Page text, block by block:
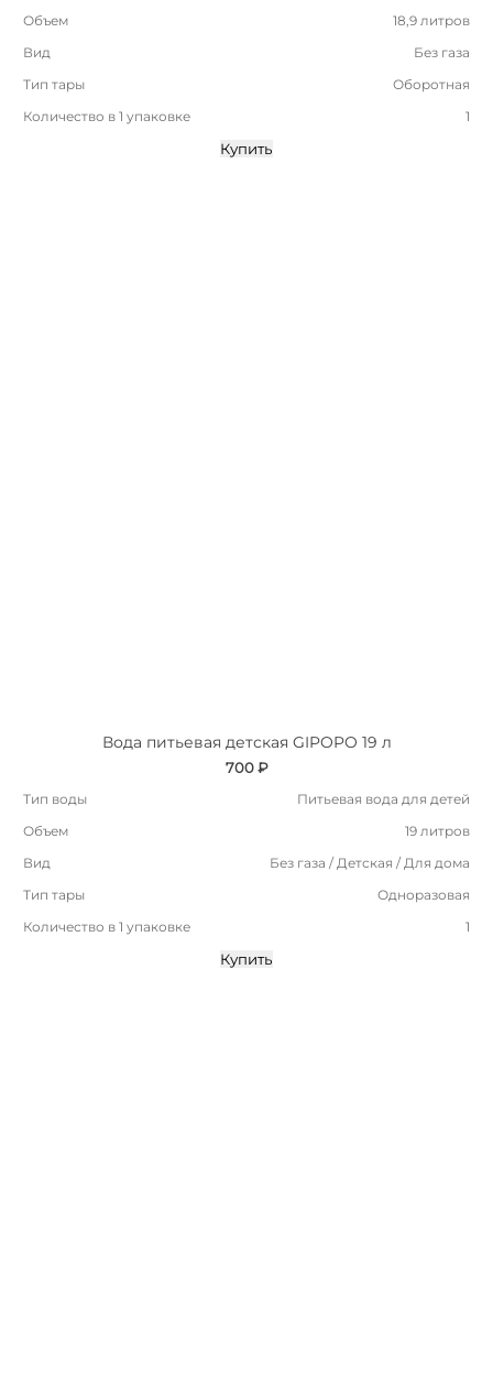
Объем
18,9 литров
Вид
Без газа
Тип тары
Оборотная
Количество в 1 упаковке
1
Купить
Вода питьевая детская GIPOPO 19 л
700 ₽
Тип воды
Питьевая вода для детей
Объем
19 литров
Вид
Без газа / Детская / Для дома
Тип тары
Одноразовая
Количество в 1 упаковке
1
Купить